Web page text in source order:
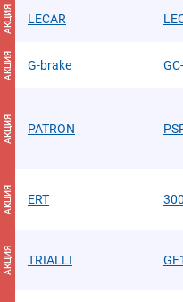
АКЦИЯ LECAR
АКЦИЯ G-brake
АКЦИЯ PATRON
АКЦИЯ ERT
АКЦИЯ TRIALLI